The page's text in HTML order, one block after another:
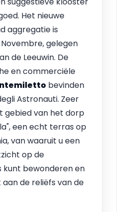
Het nieuwe
aggregatie is
gelegen
de Leeuwin. De
en commerciële
bevinden
Astronauti. Zeer
gebied van het dorp
een echt terras op
van waaruit u een
op de
kunt bewonderen en
de reliëfs van de